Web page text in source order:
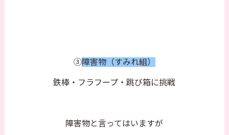
③障害物（すみれ組）
鉄棒・フラフープ・跳び箱に挑戦
障害物と言ってはいますが